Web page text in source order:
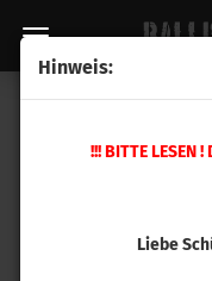
Hinweis:
!!! BITTE LESEN !
Liebe